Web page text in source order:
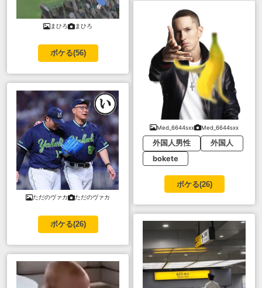
まひろ まひろ
ボケる(56)
ただのヴァカ ただのヴァカ
ボケる(26)
Med_6644sxx Med_6644sxx
外国人男性
外国人
bokete
ボケる(26)